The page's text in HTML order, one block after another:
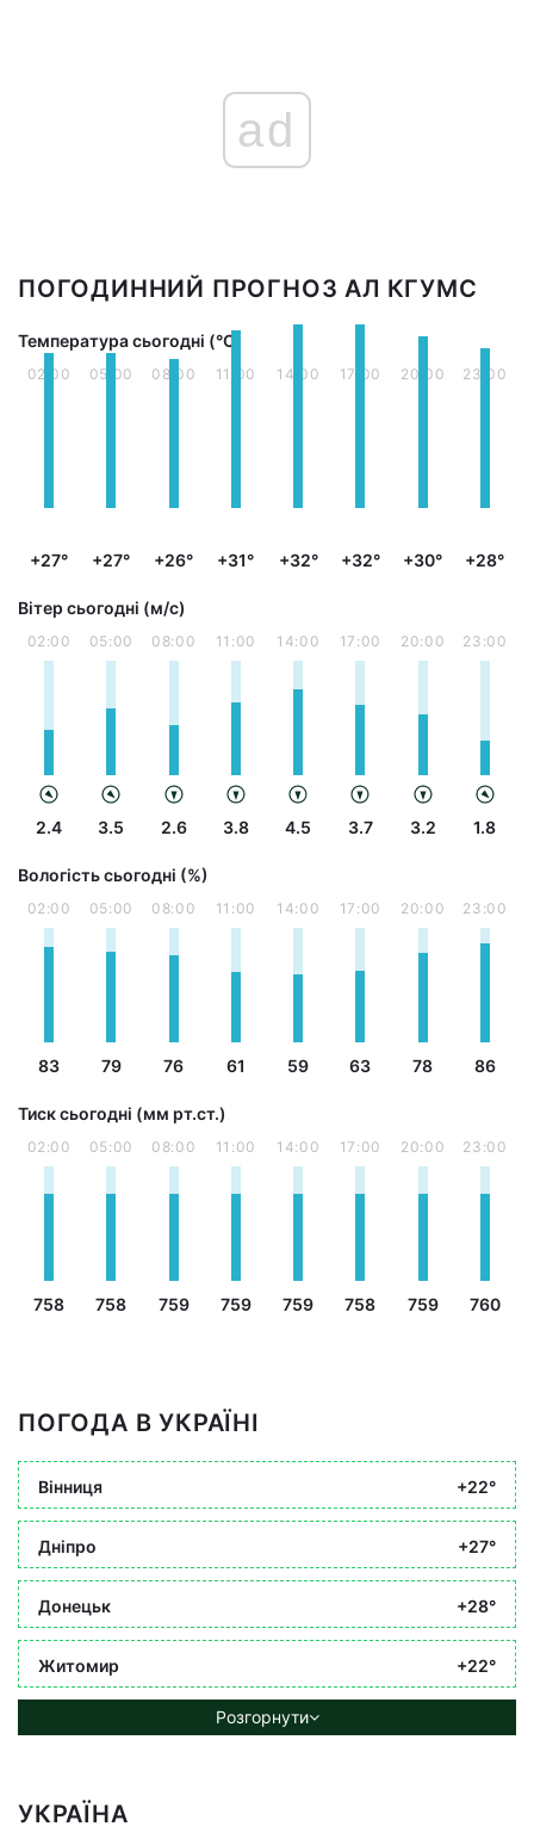
ad
ПОГОДИННИЙ ПРОГНОЗ АЛ КГУМС
Температура сьогодні (°С)
02:00
+27°
05:00
+27°
08:00
+26°
11:00
+31°
14:00
+32°
17:00
+32°
20:00
+30°
23:00
+28°
Вітер сьогодні (м/с)
02:00
2.4
05:00
3.5
08:00
2.6
11:00
3.8
14:00
4.5
17:00
3.7
20:00
3.2
23:00
1.8
Вологість сьогодні (%)
02:00
83
05:00
79
08:00
76
11:00
61
14:00
59
17:00
63
20:00
78
23:00
86
Тиск сьогодні (мм рт.ст.)
02:00
758
05:00
758
08:00
759
11:00
759
14:00
759
17:00
758
20:00
759
23:00
760
ПОГОДА В УКРАЇНІ
Вінниця +22°
Дніпро +27°
Донецьк +28°
Житомир +22°
Розгорнути
УКРАЇНА